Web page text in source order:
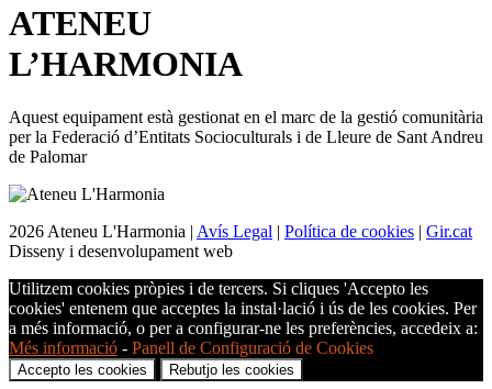
ATENEU
L’HARMONIA
Aquest equipament està gestionat en el marc de la gestió comunitària
per la Federació d’Entitats Socioculturals i de Lleure de Sant Andreu
de Palomar
2026 Ateneu L'Harmonia | Avís Legal | Política de cookies | Gir.cat
Disseny i desenvolupament web
Utilitzem cookies pròpies i de tercers. Si cliques 'Accepto les
cookies' entenem que acceptes la instal·lació i ús de les cookies. Per
a més informació, o per a configurar-ne les preferències, accedeix a:
Més informació - Panell de Configuració de Cookies
Accepto les cookies Rebutjo les cookies